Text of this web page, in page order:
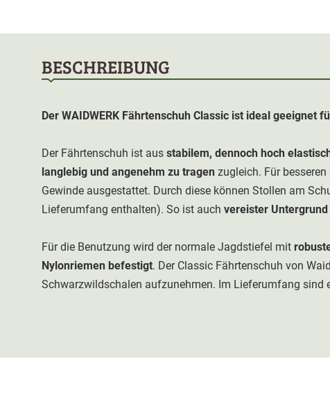
BESCHREIBUNG
Der WAIDWERK Fährtenschuh Classic ist ideal geeignet
Der Fährtenschuh ist aus stabilem, dennoch hoch
langlebig und angenehm zu tragen zugleich. Für
Gewinde ausgestattet. Durch diese können Stollen am
Lieferumfang enthalten). So ist auch vereister
Für die Benutzung wird der normale Jagdstiefel mit
Nylonriemen befestigt. Der Classic Fährtenschuh von
Schwarzwildschalen aufzunehmen. Im Lieferumfang sind